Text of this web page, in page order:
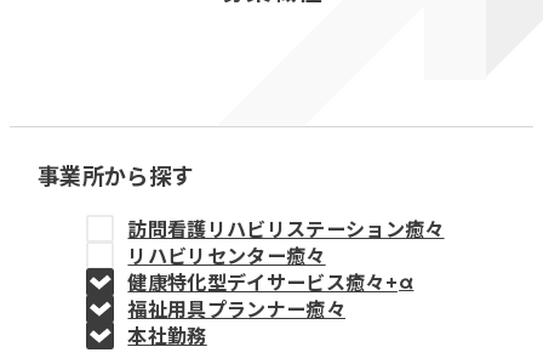
福祉用具プランナー癒々
教育事業
姫路中央こども園
姫路中央保育園
事業所から探す
訪問看護リハビリステーション癒々
リハビリセンター癒々
健康特化型デイサービス癒々+α
福祉用具プランナー癒々
本社勤務